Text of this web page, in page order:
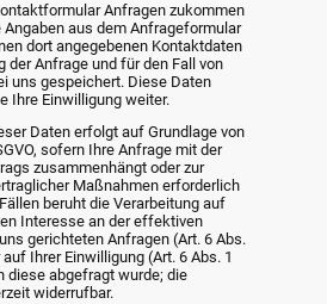
Anfragen zukommen
Angaben aus dem Anfrageformular
dort angegebenen Kontaktdaten
der Anfrage und für den Fall von
uns gespeichert. Diese Daten
Ihre Einwilligung weiter.
Daten erfolgt auf Grundlage von
sofern Ihre Anfrage mit der
zusammenhängt oder zur
Maßnahmen erforderlich
beruht die Verarbeitung auf
Interesse an der effektiven
gerichteten Anfragen (Art. 6 Abs.
Ihrer Einwilligung (Art. 6 Abs. 1
diese abgefragt wurde; die
widerrufbar.